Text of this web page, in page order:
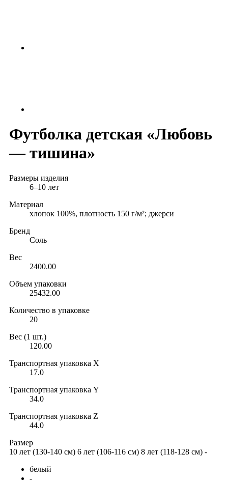
Футболка детская «Любовь
— тишина»
Размеры изделия
6–10 лет
Материал
хлопок 100%, плотность 150 г/м²; джерси
Бренд
Соль
Вес
2400.00
Объем упаковки
25432.00
Количество в упаковке
20
Вес (1 шт.)
120.00
Транспортная упаковка X
17.0
Транспортная упаковка Y
34.0
Транспортная упаковка Z
44.0
Размер
10 лет (130-140 см) 6 лет (106-116 см) 8 лет (118-128 см) -
белый
-